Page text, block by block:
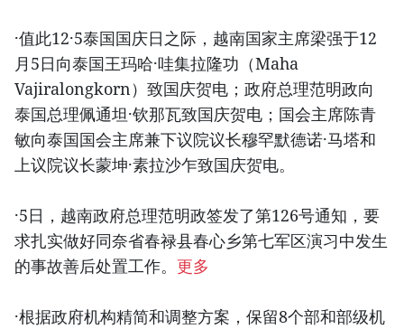
·值此12·5泰国国庆日之际，越南国家主席梁强于12
月5日向泰国王玛哈·哇集拉隆功（Maha
Vajiralongkorn）致国庆贺电；政府总理范明政向
泰国总理佩通坦·钦那瓦致国庆贺电；国会主席陈青
敏向泰国国会主席兼下议院议长穆罕默德诺·马塔和
上议院议长蒙坤·素拉沙乍致国庆贺电。
·5日，越南政府总理范明政签发了第126号通知，要
求扎实做好同奈省春禄县春心乡第七军区演习中发生
的事故善后处置工作。 更多
·根据政府机构精简和调整方案，保留8个部和部级机